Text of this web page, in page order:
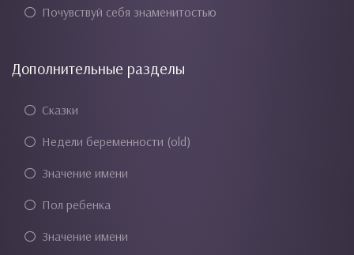
Почувствуй себя знаменитостью
Дополнительные разделы
Сказки
Недели беременности (old)
Значение имени
Пол ребенка
Значение имени